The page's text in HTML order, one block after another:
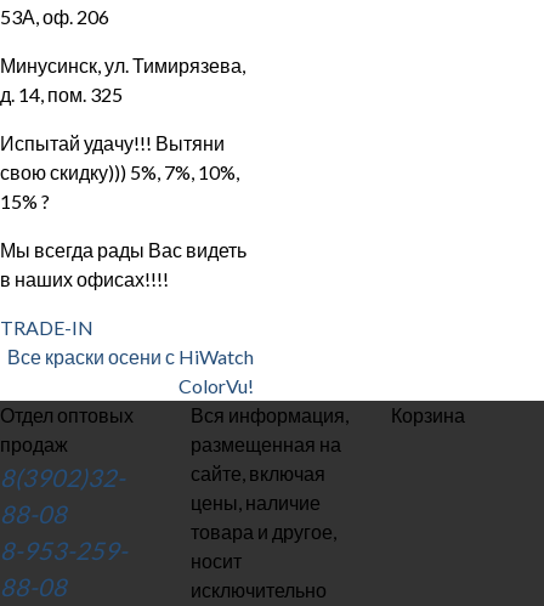
53А, оф. 206
Минусинск, ул. Тимирязева,
д. 14, пом. 325
Испытай удачу!!! Вытяни
свою скидку))) 5%, 7%, 10%,
15% ?
Мы всегда рады Вас видеть
в наших офисах!!!!
TRADE-IN
Все краски осени с HiWatch
ColorVu!
Отдел оптовых
продаж
8(3902)32-
88-08
8-953-259-
88-08
Вся информация,
размещенная на
сайте, включая
цены, наличие
товара и другое,
носит
исключительно
Корзина